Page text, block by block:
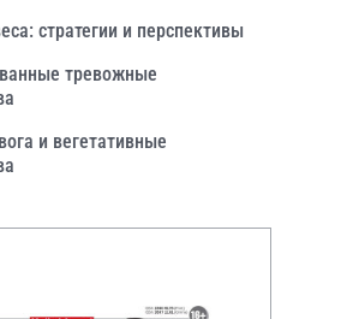
стратегии и перспективы
тревожные
и вегетативные